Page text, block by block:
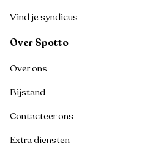
Vind je syndicus
Over Spotto
Over ons
Bijstand
Contacteer ons
Extra diensten